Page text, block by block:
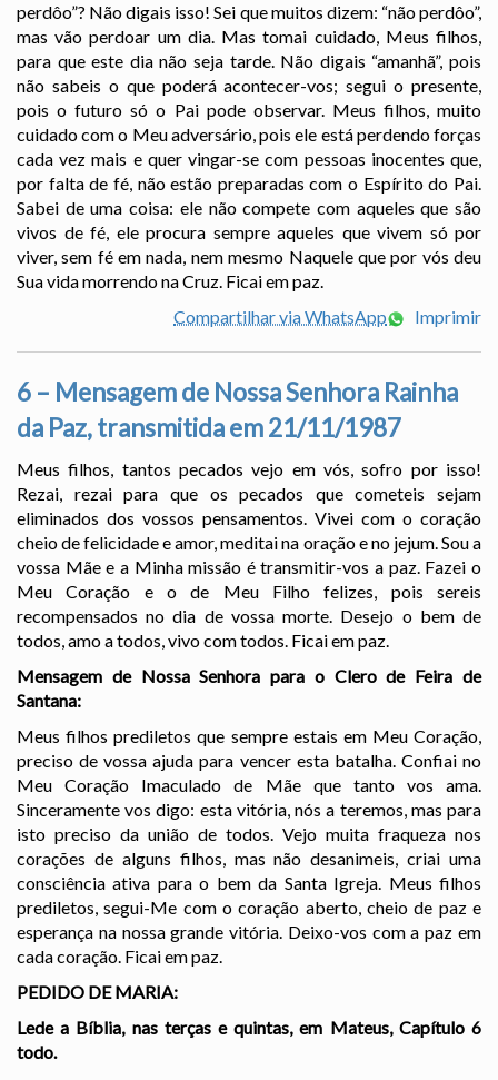
perdôo”? Não digais isso! Sei que muitos dizem: “não perdôo”,
mas vão perdoar um dia. Mas tomai cuidado, Meus filhos,
para que este dia não seja tarde. Não digais “amanhã”, pois
não sabeis o que poderá acontecer-vos; segui o presente,
pois o futuro só o Pai pode observar. Meus filhos, muito
cuidado com o Meu adversário, pois ele está perdendo forças
cada vez mais e quer vingar-se com pessoas inocentes que,
por falta de fé, não estão preparadas com o Espírito do Pai.
Sabei de uma coisa: ele não compete com aqueles que são
vivos de fé, ele procura sempre aqueles que vivem só por
viver, sem fé em nada, nem mesmo Naquele que por vós deu
Sua vida morrendo na Cruz. Ficai em paz.
Compartilhar via WhatsApp
Imprimir
6 – Mensagem de Nossa Senhora Rainha
da Paz, transmitida em 21/11/1987
Meus filhos, tantos pecados vejo em vós, sofro por isso!
Rezai, rezai para que os pecados que cometeis sejam
eliminados dos vossos pensamentos. Vivei com o coração
cheio de felicidade e amor, meditai na oração e no jejum. Sou a
vossa Mãe e a Minha missão é transmitir-vos a paz. Fazei o
Meu Coração e o de Meu Filho felizes, pois sereis
recompensados no dia de vossa morte. Desejo o bem de
todos, amo a todos, vivo com todos. Ficai em paz.
Mensagem de Nossa Senhora para o Clero de Feira de
Santana:
Meus filhos prediletos que sempre estais em Meu Coração,
preciso de vossa ajuda para vencer esta batalha. Confiai no
Meu Coração Imaculado de Mãe que tanto vos ama.
Sinceramente vos digo: esta vitória, nós a teremos, mas para
isto preciso da união de todos. Vejo muita fraqueza nos
corações de alguns filhos, mas não desanimeis, criai uma
consciência ativa para o bem da Santa Igreja. Meus filhos
prediletos, segui-Me com o coração aberto, cheio de paz e
esperança na nossa grande vitória. Deixo-vos com a paz em
cada coração. Ficai em paz.
PEDIDO DE MARIA:
Lede a Bíblia, nas terças e quintas, em Mateus, Capítulo 6
todo.